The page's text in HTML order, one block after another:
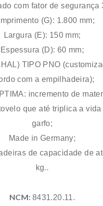
com fator de segurança
(G): 1.800 mm;
Largura (E): 150 mm;
Espessura (D): 60 mm;
TIPO PNO
com a empilhadeira);
incremento de
que até triplica a
garfo;
Made in Germany;
de capacidade de
kg..
NCM: 8431.20.11.